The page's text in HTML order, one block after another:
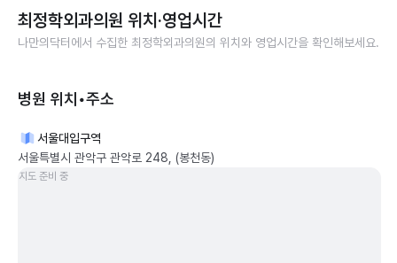
최정학외과의원 위치·영업시간
나만의닥터에서 수집한 최정학외과의원의 위치와 영업시간을 확인해보세요.
병원 위치•주소
서울대입구역
서울특별시 관악구 관악로 248, (봉천동)
지도 준비 중